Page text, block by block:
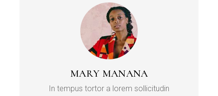
MARY MANANA
In tempus tortor a lorem sollicitudin